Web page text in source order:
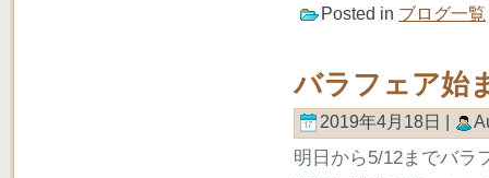
Posted in ブログ一覧
バラフェア始
2019年4月18日 |
明日から5/12までバラ